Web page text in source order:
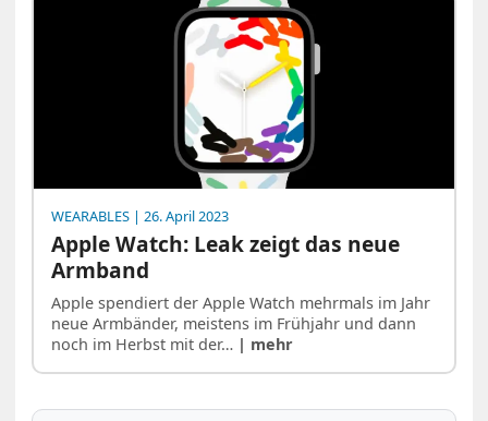
WEARABLES | 26. April 2023
Apple Watch: Leak zeigt das neue
Armband
Apple spendiert der Apple Watch mehrmals im Jahr
neue Armbänder, meistens im Frühjahr und dann
noch im Herbst mit der… | mehr